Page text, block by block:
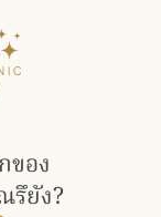
ของ​
รึยัง?